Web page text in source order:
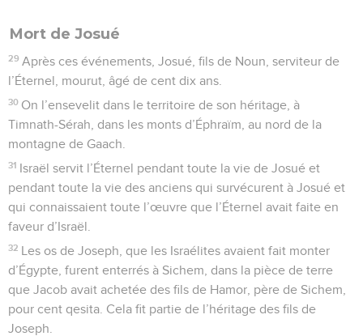
Mort de Josué
29 Après ces événements, Josué, fils de Noun, serviteur de
l’Éternel, mourut, âgé de cent dix ans.
30 On l’ensevelit dans le territoire de son héritage, à
Timnath-Sérah, dans les monts d’Éphraïm, au nord de la
montagne de Gaach.
31 Israël servit l’Éternel pendant toute la vie de Josué et
pendant toute la vie des anciens qui survécurent à Josué et
qui connaissaient toute l’œuvre que l’Éternel avait faite en
faveur d’Israël.
32 Les os de Joseph, que les Israélites avaient fait monter
d’Égypte, furent enterrés à Sichem, dans la pièce de terre
que Jacob avait achetée des fils de Hamor, père de Sichem,
pour cent qesita. Cela fit partie de l’héritage des fils de
Joseph.